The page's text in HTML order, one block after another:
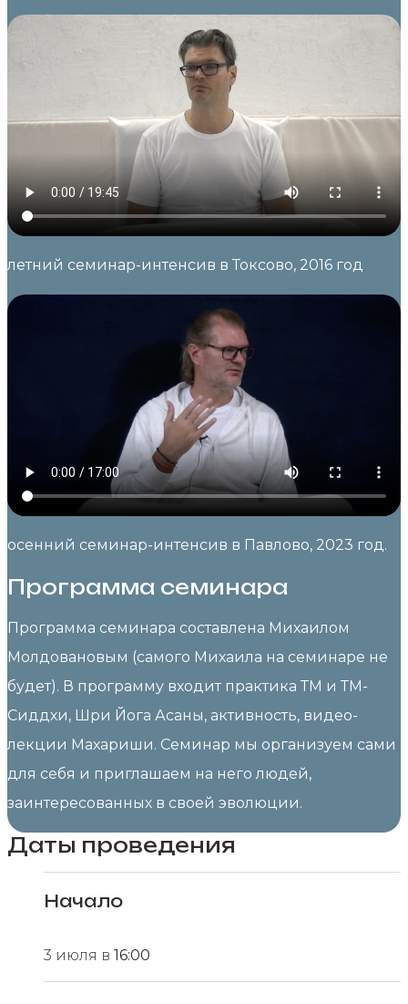
летний семинар-интенсив в Токсово, 2016 год
осенний семинар-интенсив в Павлово, 2023 год.
Программа семинара
Программа семинара составлена Михаилом
Молдовановым (самого Михаила на семинаре не
будет). В программу входит практика ТМ и ТМ-
Сиддхи, Шри Йога Асаны, активность, видео-
лекции Махариши. Семинар мы организуем сами
для себя и приглашаем на него людей,
заинтересованных в своей эволюции.
Даты проведения
Начало
3 июля в 16:00